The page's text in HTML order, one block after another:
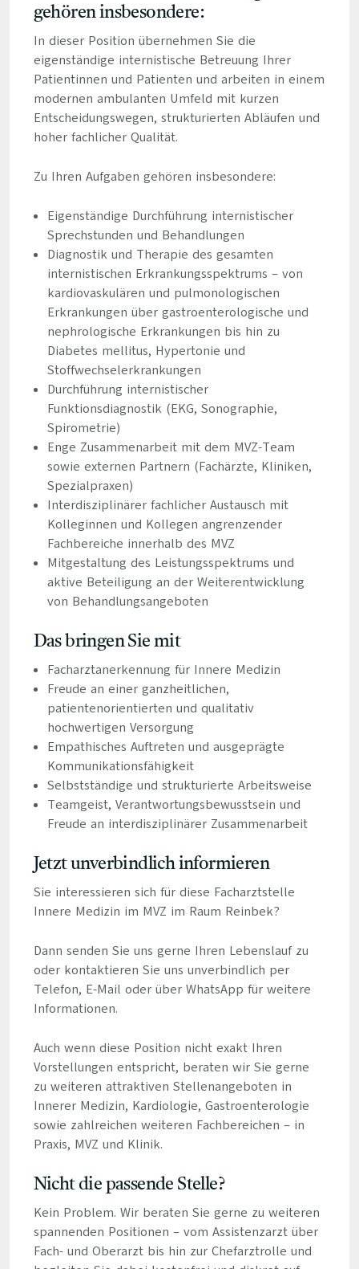
gehören insbesondere:
In dieser Position übernehmen Sie die
eigenständige internistische Betreuung Ihrer
Patientinnen und Patienten und arbeiten in einem
modernen ambulanten Umfeld mit kurzen
Entscheidungswegen, strukturierten Abläufen und
hoher fachlicher Qualität.
Zu Ihren Aufgaben gehören insbesondere:
Eigenständige Durchführung internistischer
Sprechstunden und Behandlungen
Diagnostik und Therapie des gesamten
internistischen Erkrankungsspektrums – von
kardiovaskulären und pulmonologischen
Erkrankungen über gastroenterologische und
nephrologische Erkrankungen bis hin zu
Diabetes mellitus, Hypertonie und
Stoffwechselerkrankungen
Durchführung internistischer
Funktionsdiagnostik (EKG, Sonographie,
Spirometrie)
Enge Zusammenarbeit mit dem MVZ-Team
sowie externen Partnern (Fachärzte, Kliniken,
Spezialpraxen)
Interdisziplinärer fachlicher Austausch mit
Kolleginnen und Kollegen angrenzender
Fachbereiche innerhalb des MVZ
Mitgestaltung des Leistungsspektrums und
aktive Beteiligung an der Weiterentwicklung
von Behandlungsangeboten
Das bringen Sie mit
Facharztanerkennung für Innere Medizin
Freude an einer ganzheitlichen,
patientenorientierten und qualitativ
hochwertigen Versorgung
Empathisches Auftreten und ausgeprägte
Kommunikationsfähigkeit
Selbstständige und strukturierte Arbeitsweise
Teamgeist, Verantwortungsbewusstsein und
Freude an interdisziplinärer Zusammenarbeit
Jetzt unverbindlich informieren
Sie interessieren sich für diese Facharztstelle
Innere Medizin im MVZ im Raum Reinbek?
Dann senden Sie uns gerne Ihren Lebenslauf zu
oder kontaktieren Sie uns unverbindlich per
Telefon, E-Mail oder über WhatsApp für weitere
Informationen.
Auch wenn diese Position nicht exakt Ihren
Vorstellungen entspricht, beraten wir Sie gerne
zu weiteren attraktiven Stellenangeboten in
Innerer Medizin, Kardiologie, Gastroenterologie
sowie zahlreichen weiteren Fachbereichen – in
Praxis, MVZ und Klinik.
Nicht die passende Stelle?
Kein Problem. Wir beraten Sie gerne zu weiteren
spannenden Positionen – vom Assistenzarzt über
Fach- und Oberarzt bis hin zur Chefarztrolle und